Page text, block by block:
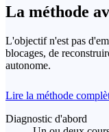
La méthode
L'objectif n'est pas
blocages, de
autonome.
Lire la méthode
Diagnostic d'abord